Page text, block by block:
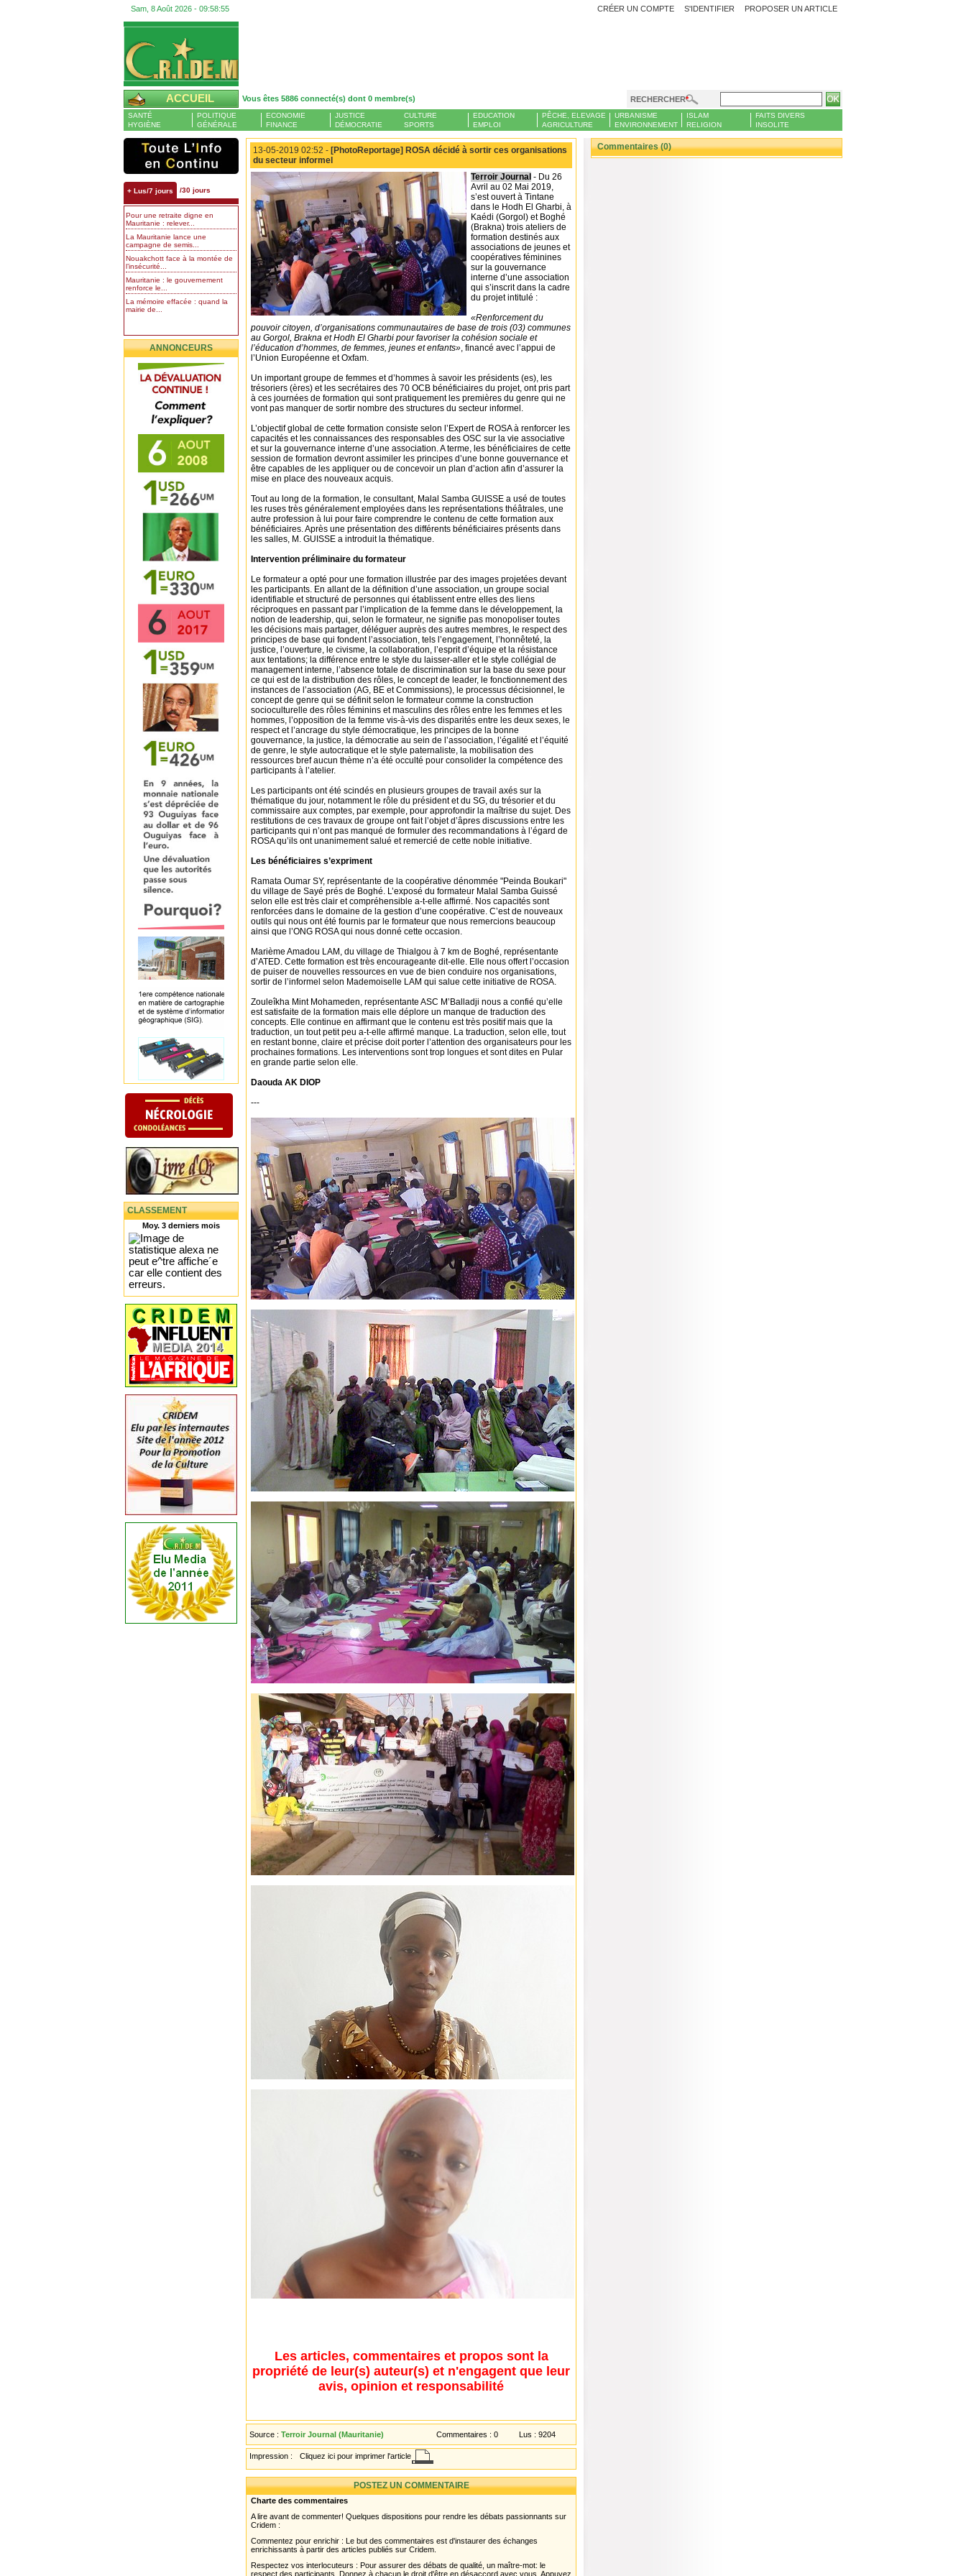
Sam, 8 Août 2026 - 09:58:57 PROPOSER UN ARTICLE
CRÉER UN COMPTE S'IDENTIFIER
ACCUEIL Vous êtes 5886 connecté(s) dont 0 membre(s) RECHERCHER
SANTÉ
HYGIÈNE
POLITIQUE
GÉNÉRALE
ECONOMIE
FINANCE
JUSTICE
DÉMOCRATIE
CULTURE
SPORTS
EDUCATION
EMPLOI
PÊCHE, ELEVAGE
AGRICULTURE
URBANISME
ENVIRONNEMENT
ISLAM
RELIGION
FAITS DIVERS
INSOLITE
+ Lus/7 jours /30 jours
Pour une retraite digne en
Mauritanie : relever...
La Mauritanie lance une
campagne de semis...
Nouakchott face à la montée de
l’insécurité...
Mauritanie : le gouvernement
renforce le...
La mémoire effacée : quand la
mairie de...
ANNONCEURS
CLASSEMENT
Moy. 3 derniers mois
13-05-2019 02:52 - [PhotoReportage] ROSA décidé à sortir ces organisations
du secteur informel
Terroir Journal - Du 26
Avril au 02 Mai 2019,
s’est ouvert à Tintane
dans le Hodh El Gharbi, à
Kaédi (Gorgol) et Boghé
(Brakna) trois ateliers de
formation destinés aux
associations de jeunes et
coopératives féminines
sur la gouvernance
interne d’une association
qui s’inscrit dans la cadre
du projet intitulé :
«Renforcement du
pouvoir citoyen, d’organisations communautaires de base de trois (03) communes
au Gorgol, Brakna et Hodh El Gharbi pour favoriser la cohésion sociale et
l’éducation d’hommes, de femmes, jeunes et enfants», financé avec l’appui de
l’Union Européenne et Oxfam.
Un important groupe de femmes et d’hommes à savoir les présidents (es), les
trésoriers (ères) et les secrétaires des 70 OCB bénéficiaires du projet, ont pris part
à ces journées de formation qui sont pratiquement les premières du genre qui ne
vont pas manquer de sortir nombre des structures du secteur informel.
L’objectif global de cette formation consiste selon l’Expert de ROSA à renforcer les
capacités et les connaissances des responsables des OSC sur la vie associative
et sur la gouvernance interne d’une association. A terme, les bénéficiaires de cette
session de formation devront assimiler les principes d’une bonne gouvernance et
être capables de les appliquer ou de concevoir un plan d’action afin d’assurer la
mise en place des nouveaux acquis.
Tout au long de la formation, le consultant, Malal Samba GUISSE a usé de toutes
les ruses très généralement employées dans les représentations théâtrales, une
autre profession à lui pour faire comprendre le contenu de cette formation aux
bénéficiaires. Après une présentation des différents bénéficiaires présents dans
les salles, M. GUISSE a introduit la thématique.
Intervention préliminaire du formateur
Le formateur a opté pour une formation illustrée par des images projetées devant
les participants. En allant de la définition d’une association, un groupe social
identifiable et structuré de personnes qui établissent entre elles des liens
réciproques en passant par l’implication de la femme dans le développement, la
notion de leadership, qui, selon le formateur, ne signifie pas monopoliser toutes
les décisions mais partager, déléguer auprès des autres membres, le respect des
principes de base qui fondent l’association, tels l’engagement, l’honnêteté, la
justice, l’ouverture, le civisme, la collaboration, l’esprit d’équipe et la résistance
aux tentations; la différence entre le style du laisser-aller et le style collégial de
management interne, l’absence totale de discrimination sur la base du sexe pour
ce qui est de la distribution des rôles, le concept de leader, le fonctionnement des
instances de l’association (AG, BE et Commissions), le processus décisionnel, le
concept de genre qui se définit selon le formateur comme la construction
socioculturelle des rôles féminins et masculins des rôles entre les femmes et les
hommes, l’opposition de la femme vis-à-vis des disparités entre les deux sexes, le
respect et l’ancrage du style démocratique, les principes de la bonne
gouvernance, la justice, la démocratie au sein de l’association, l’égalité et l’équité
de genre, le style autocratique et le style paternaliste, la mobilisation des
ressources bref aucun thème n’a été occulté pour consolider la compétence des
participants à l’atelier.
Les participants ont été scindés en plusieurs groupes de travail axés sur la
thématique du jour, notamment le rôle du président et du SG, du trésorier et du
commissaire aux comptes, par exemple, pour approfondir la maîtrise du sujet. Des
restitutions de ces travaux de groupe ont fait l’objet d’âpres discussions entre les
participants qui n’ont pas manqué de formuler des recommandations à l’égard de
ROSA qu’ils ont unanimement salué et remercié de cette noble initiative.
Les bénéficiaires s’expriment
Ramata Oumar SY, représentante de la coopérative dénommée "Peinda Boukari"
du village de Sayé prés de Boghé. L’exposé du formateur Malal Samba Guissé
selon elle est très clair et compréhensible a-t-elle affirmé. Nos capacités sont
renforcées dans le domaine de la gestion d’une coopérative. C’est de nouveaux
outils qui nous ont été fournis par le formateur que nous remercions beaucoup
ainsi que l’ONG ROSA qui nous donné cette occasion.
Marième Amadou LAM, du village de Thialgou à 7 km de Boghé, représentante
d’ATED. Cette formation est très encourageante dit-elle. Elle nous offert l’occasion
de puiser de nouvelles ressources en vue de bien conduire nos organisations,
sortir de l’informel selon Mademoiselle LAM qui salue cette initiative de ROSA.
Zouleîkha Mint Mohameden, représentante ASC M’Balladji nous a confié qu’elle
est satisfaite de la formation mais elle déplore un manque de traduction des
concepts. Elle continue en affirmant que le contenu est très positif mais que la
traduction, un tout petit peu a-t-elle affirmé manque. La traduction, selon elle, tout
en restant bonne, claire et précise doit porter l’attention des organisateurs pour les
prochaines formations. Les interventions sont trop longues et sont dites en Pular
en grande partie selon elle.
Daouda AK DIOP
---
Les articles, commentaires et propos sont la
propriété de leur(s) auteur(s) et n'engagent que leur
avis, opinion et responsabilité
Source : Terroir Journal (Mauritanie) Commentaires : 0 Lus : 9204
Impression : Cliquez ici pour imprimer l'article
POSTEZ UN COMMENTAIRE
Charte des commentaires
A lire avant de commenter! Quelques dispositions pour rendre les débats passionnants sur
Cridem :
Commentez pour enrichir : Le but des commentaires est d'instaurer des échanges
enrichissants à partir des articles publiés sur Cridem.
Respectez vos interlocuteurs : Pour assurer des débats de qualité, un maître-mot: le
respect des participants. Donnez à chacun le droit d'être en désaccord avec vous. Appuyez
Commentaires (0)